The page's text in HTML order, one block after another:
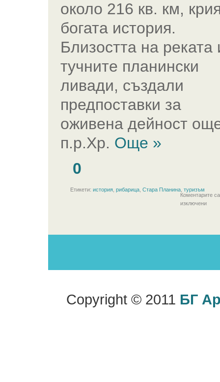
около 216 кв. км,
богата история.
Близостта на реката
тучните планински
ливади, създали
предпоставки за
оживена дейност
п.р.Хр. Още »
0
Етикети: история рибарица Стара Планина туризъм
Коментарите са
изключени
Copyright © 2011 БГ